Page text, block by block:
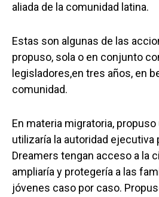
aliada de la comunidad latina.
Estas son algunas de las
propuso, sola o en conjunto
legisladores,en tres años, en
comunidad.
En materia migratoria, propuso
utilizaría la autoridad ejecutiva
Dreamers tengan acceso a la
ampliaría y protegería a las
jóvenes caso por caso.